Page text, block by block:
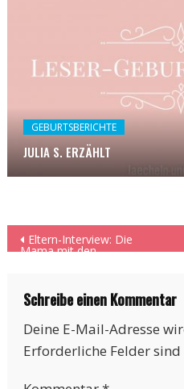
GEBURTSBERICHTE
JULIA S. ERZÄHLT
Beitragsnavigation
Eltern-Interview: Die
Mama mit den
Schreibe einen Kommentar
Deine E-Mail-Adresse
Erforderliche Felder